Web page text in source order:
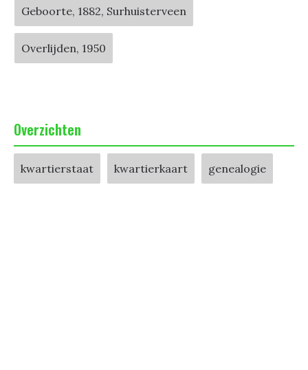
Geboorte, 1882, Surhuisterveen
Overlijden, 1950
Overzichten
kwartierstaat kwartierkaart genealogie